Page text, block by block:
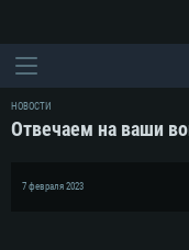
НОВОСТИ
Отвечаем на ваши
7 февраля 2023